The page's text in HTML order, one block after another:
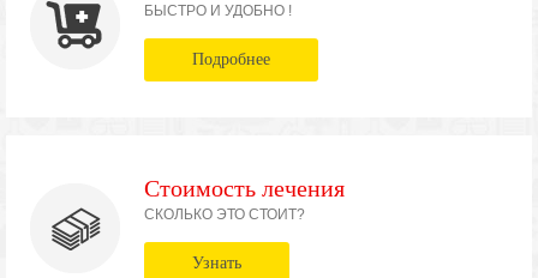
БЫСТРО И УДОБНО !
Подробнее
Стоимость лечения
СКОЛЬКО ЭТО СТОИТ?
Узнать